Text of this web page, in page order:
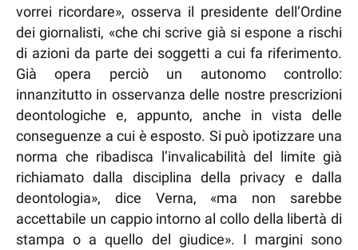
vorrei ricordare», osserva il presidente dell’Ordine
dei giornalisti, «che chi scrive già si espone a rischi
di azioni da parte dei soggetti a cui fa riferimento.
Già opera perciò un autonomo controllo:
innanzitutto in osservanza delle nostre prescrizioni
deontologiche e, appunto, anche in vista delle
conseguenze a cui è esposto. Si può ipotizzare una
norma che ribadisca l’invalicabilità del limite già
richiamato dalla disciplina della privacy e dalla
deontologia», dice Verna, «ma non sarebbe
accettabile un cappio intorno al collo della libertà di
stampa o a quello del giudice». I margini sono